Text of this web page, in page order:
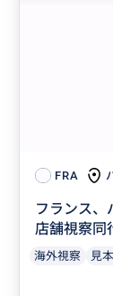
FRA
フランス、
店舗視察同
海外視察 見